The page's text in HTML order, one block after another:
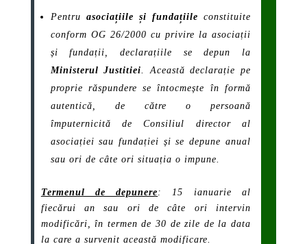
Pentru asociațiile și fundațiile constituite
conform OG 26/2000 cu privire la asociații
și fundații, declarațiile se depun la
Ministerul Justitiei . Această declarație pe
proprie răspundere se întocmește în formă
autentică, de către o persoană
împuternicită de Consiliul director al
asociației sau fundației și se depune anual
sau ori de câte ori situația o impune.
Termenul de depunere : 15 ianuarie al
fiecărui an sau ori de câte ori intervin
modificări, în termen de 30 de zile de la data
la care a survenit această modificare.